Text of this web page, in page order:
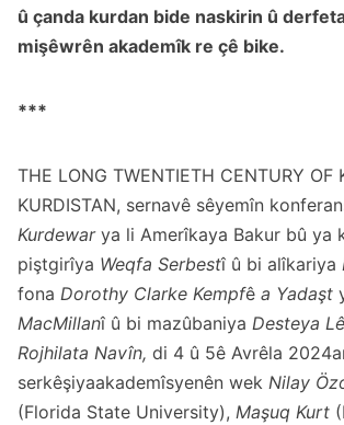
û çanda kurdan bide naskirin û
mişêwrên akademîk re çê bike.
***
THE LONG TWENTIETH CENTURY OF
KURDISTAN, sernavê sêyemîn
Kurdewarya li Amerîkaya Bakur bû ya
piştgirîya Weqfa Serbestî û bi alîkariya
fona Dorothy Clarke Kempfê a Yadaşt
MacMillanî û bi mazûbaniya Desteya
Rojhilata Navîn, di 4 û 5ê Avrêla
serkêşiyaakademîsyenên wek Nilay
(Florida State University), Maşuq Kurt